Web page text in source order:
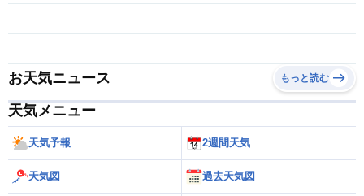
お天気ニュース もっと読む
天気メニュー
天気予報 2週間天気
天気図 過去天気図